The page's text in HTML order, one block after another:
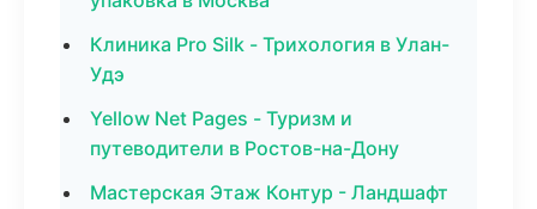
Клиника Pro Silk - Трихология в Улан-
Удэ
Yellow Net Pages - Туризм и
путеводители в Ростов-на-Дону
Мастерская Этаж Контур - Ландшафт